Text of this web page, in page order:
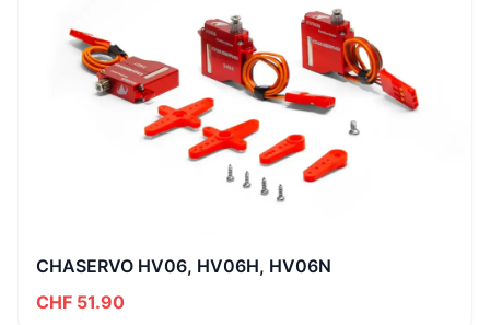
CHASERVO HV06, HV06H, HV06N
CHF 51.90